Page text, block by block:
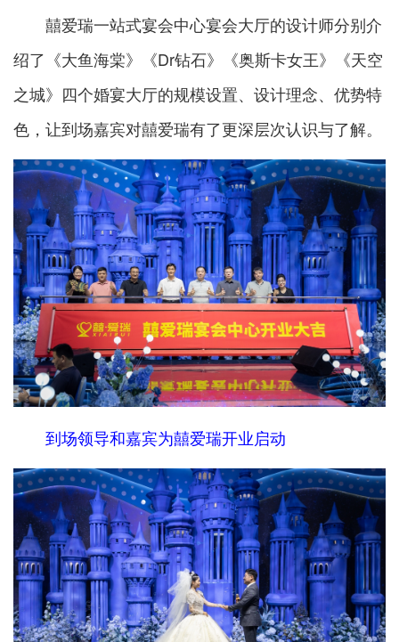
囍爱瑞一站式宴会中心宴会大厅的设计师分别介
绍了《大鱼海棠》《Dr钻石》《奥斯卡女王》《天空
之城》四个婚宴大厅的规模设置、设计理念、优势特
色，让到场嘉宾对囍爱瑞有了更深层次认识与了解。
到场领导和嘉宾为囍爱瑞开业启动